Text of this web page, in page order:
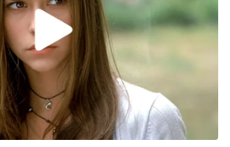
തിരിച്ചറിഞ്ഞ മറ്റൊരു
പീഡിപ്പിക്കുകയും മതം
ചെലുത്തുകയും
ആരോപിച്ചു. ആദ്യത്തെ
ജാമിയ നഗർ പോലീസ് സ്റ്റേഷൻ
ഹൗസ് മേഖലയിലായതിനാൽ
പോലീസ് അവിടെ